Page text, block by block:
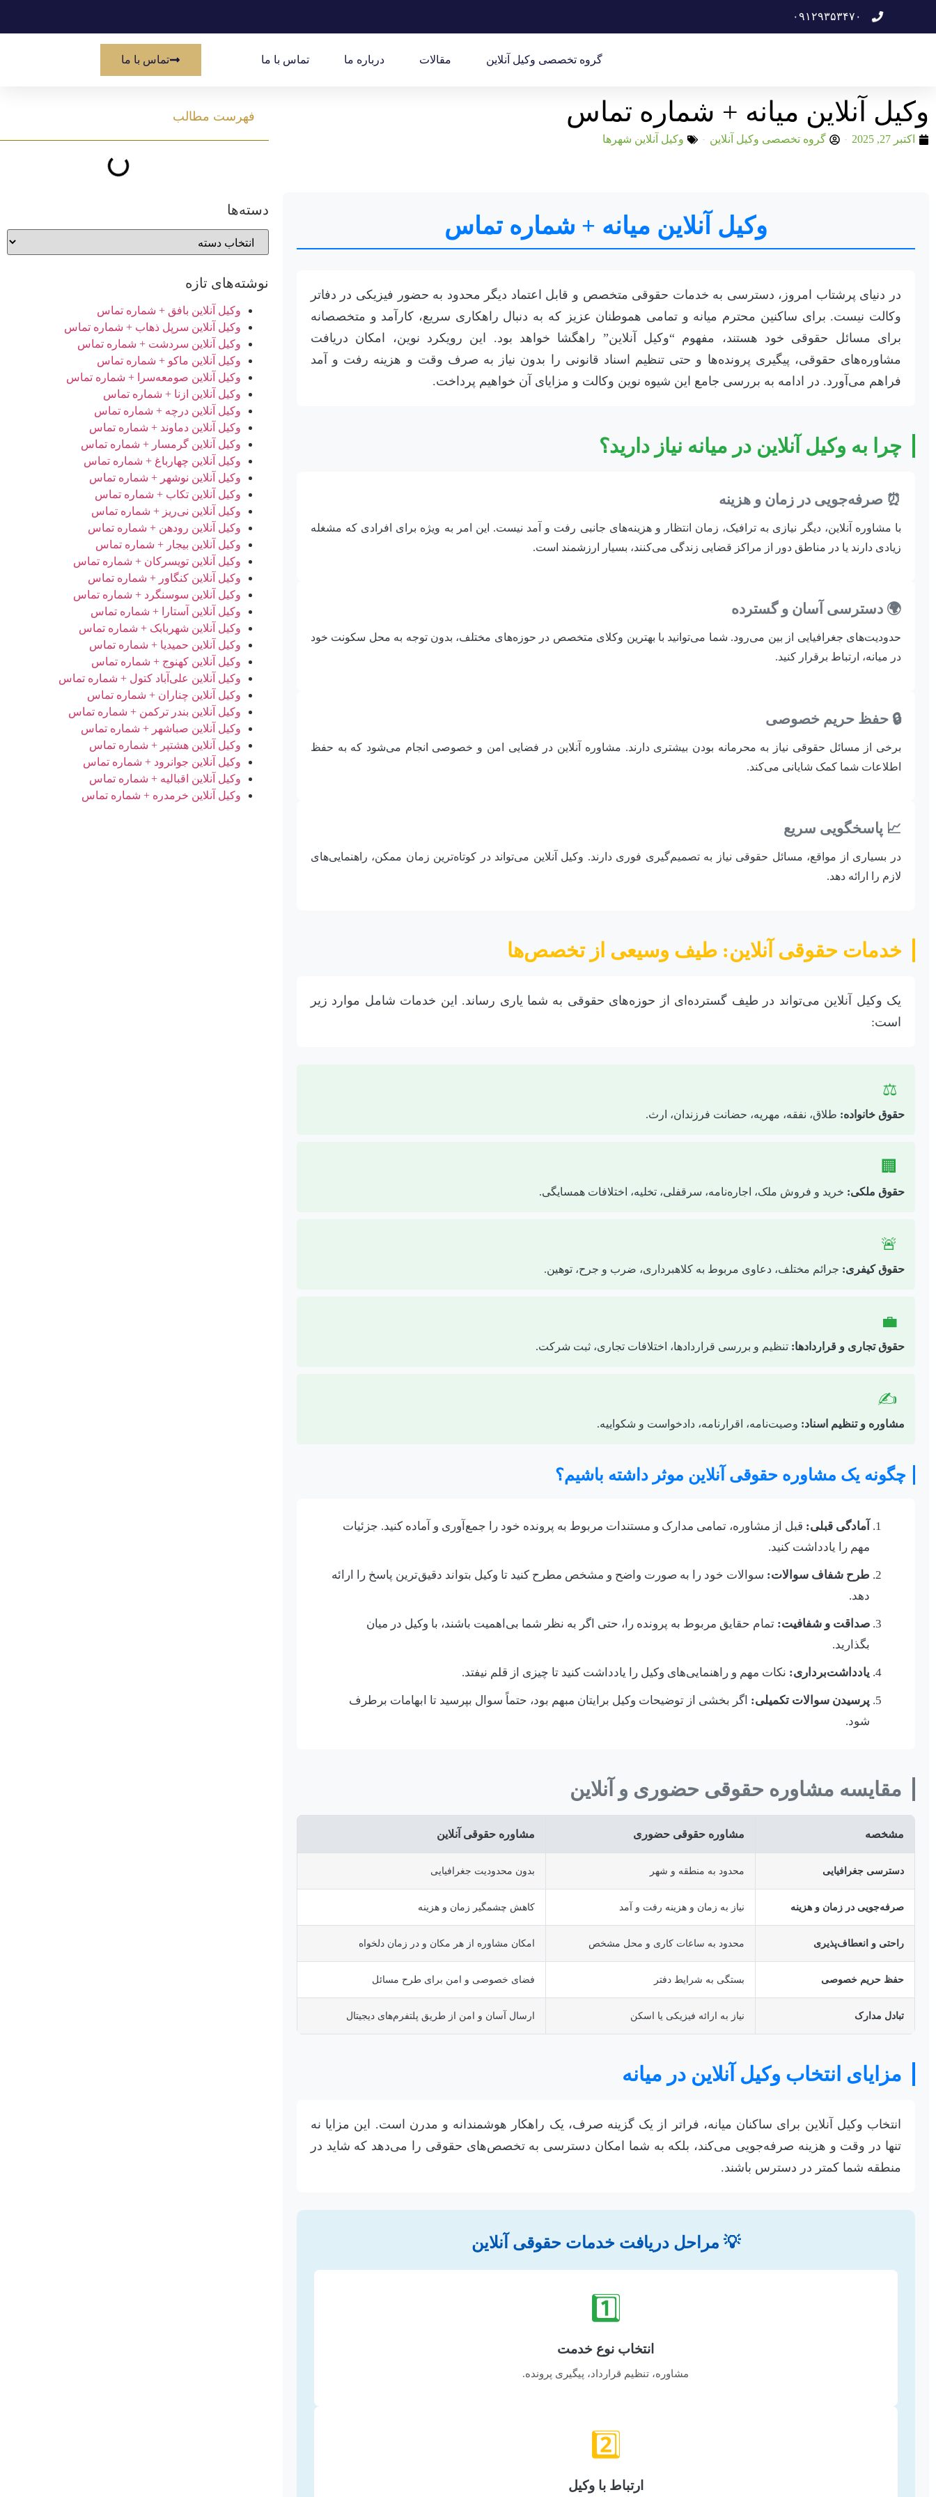
۰۹۱۲۹۳۵۳۴۷۰
گروه تخصصی وکیل آنلاین مقالات درباره ما تماس با ما تماس با ما
وکیل آنلاین میانه + شماره تماس
اکتبر 27, 2025 گروه تخصصی وکیل آنلاین وکیل آنلاین شهرها
وکیل آنلاین میانه + شماره تماس
در دنیای پرشتاب امروز، دسترسی به خدمات حقوقی متخصص و قابل اعتماد دیگر محدود به حضور فیزیکی در دفاتر
وکالت نیست. برای ساکنین محترم میانه و تمامی هموطنان عزیز که به دنبال راهکاری سریع، کارآمد و متخصصانه
برای مسائل حقوقی خود هستند، مفهوم “وکیل آنلاین” راهگشا خواهد بود. این رویکرد نوین، امکان دریافت
مشاوره‌های حقوقی، پیگیری پرونده‌ها و حتی تنظیم اسناد قانونی را بدون نیاز به صرف وقت و هزینه رفت و آمد
فراهم می‌آورد. در ادامه به بررسی جامع این شیوه نوین وکالت و مزایای آن خواهیم پرداخت.
چرا به وکیل آنلاین در میانه نیاز دارید؟
⏰ صرفه‌جویی در زمان و هزینه
با مشاوره آنلاین، دیگر نیازی به ترافیک، زمان انتظار و هزینه‌های جانبی رفت و آمد نیست. این امر به ویژه برای افرادی که مشغله
زیادی دارند یا در مناطق دور از مراکز قضایی زندگی می‌کنند، بسیار ارزشمند است.
🌍 دسترسی آسان و گسترده
حدودیت‌های جغرافیایی از بین می‌رود. شما می‌توانید با بهترین وکلای متخصص در حوزه‌های مختلف، بدون توجه به محل سکونت خود
در میانه، ارتباط برقرار کنید.
🔒 حفظ حریم خصوصی
برخی از مسائل حقوقی نیاز به محرمانه بودن بیشتری دارند. مشاوره آنلاین در فضایی امن و خصوصی انجام می‌شود که به حفظ
اطلاعات شما کمک شایانی می‌کند.
📈 پاسخگویی سریع
در بسیاری از مواقع، مسائل حقوقی نیاز به تصمیم‌گیری فوری دارند. وکیل آنلاین می‌تواند در کوتاه‌ترین زمان ممکن، راهنمایی‌های
لازم را ارائه دهد.
خدمات حقوقی آنلاین: طیف وسیعی از تخصص‌ها
یک وکیل آنلاین می‌تواند در طیف گسترده‌ای از حوزه‌های حقوقی به شما یاری رساند. این خدمات شامل موارد زیر
است:
⚖️
حقوق خانواده: طلاق، نفقه، مهریه، حضانت فرزندان، ارث.
🏢
حقوق ملکی: خرید و فروش ملک، اجاره‌نامه، سرقفلی، تخلیه، اختلافات همسایگی.
🚨
حقوق کیفری: جرائم مختلف، دعاوی مربوط به کلاهبرداری، ضرب و جرح، توهین.
💼
حقوق تجاری و قراردادها: تنظیم و بررسی قراردادها، اختلافات تجاری، ثبت شرکت.
✍️
مشاوره و تنظیم اسناد: وصیت‌نامه، اقرارنامه، دادخواست و شکواییه.
چگونه یک مشاوره حقوقی آنلاین موثر داشته باشیم؟
آمادگی قبلی: قبل از مشاوره، تمامی مدارک و مستندات مربوط به پرونده خود را جمع‌آوری و آماده کنید. جزئیات
مهم را یادداشت کنید.
طرح شفاف سوالات: سوالات خود را به صورت واضح و مشخص مطرح کنید تا وکیل بتواند دقیق‌ترین پاسخ را ارائه
دهد.
صداقت و شفافیت: تمام حقایق مربوط به پرونده را، حتی اگر به نظر شما بی‌اهمیت باشند، با وکیل در میان
بگذارید.
یادداشت‌برداری: نکات مهم و راهنمایی‌های وکیل را یادداشت کنید تا چیزی از قلم نیفتد.
پرسیدن سوالات تکمیلی: اگر بخشی از توضیحات وکیل برایتان مبهم بود، حتماً سوال بپرسید تا ابهامات برطرف
شود.
مقایسه مشاوره حقوقی حضوری و آنلاین
مشخصه مشاوره حقوقی حضوری مشاوره حقوقی آنلاین
دسترسی جغرافیایی محدود به منطقه و شهر بدون محدودیت جغرافیایی
صرفه‌جویی در زمان و هزینه نیاز به زمان و هزینه رفت و آمد کاهش چشمگیر زمان و هزینه
راحتی و انعطاف‌پذیری محدود به ساعات کاری و محل مشخص امکان مشاوره از هر مکان و در زمان دلخواه
حفظ حریم خصوصی بستگی به شرایط دفتر فضای خصوصی و امن برای طرح مسائل
تبادل مدارک نیاز به ارائه فیزیکی یا اسکن ارسال آسان و امن از طریق پلتفرم‌های دیجیتال
مزایای انتخاب وکیل آنلاین در میانه
انتخاب وکیل آنلاین برای ساکنان میانه، فراتر از یک گزینه صرف، یک راهکار هوشمندانه و مدرن است. این مزایا نه
تنها در وقت و هزینه صرفه‌جویی می‌کند، بلکه به شما امکان دسترسی به تخصص‌های حقوقی را می‌دهد که شاید در
منطقه شما کمتر در دسترس باشند.
💡 مراحل دریافت خدمات حقوقی آنلاین
1️⃣
انتخاب نوع خدمت
مشاوره، تنظیم قرارداد، پیگیری پرونده.
2️⃣
ارتباط با وکیل
فهرست مطالب
دسته‌ها
نوشته‌های تازه
وکیل آنلاین بافق + شماره تماس
وکیل آنلاین سرپل ذهاب + شماره تماس
وکیل آنلاین سردشت + شماره تماس
وکیل آنلاین ماکو + شماره تماس
وکیل آنلاین صومعه‌سرا + شماره تماس
وکیل آنلاین ازنا + شماره تماس
وکیل آنلاین درچه + شماره تماس
وکیل آنلاین دماوند + شماره تماس
وکیل آنلاین گرمسار + شماره تماس
وکیل آنلاین چهارباغ + شماره تماس
وکیل آنلاین نوشهر + شماره تماس
وکیل آنلاین تکاب + شماره تماس
وکیل آنلاین نی‌ریز + شماره تماس
وکیل آنلاین رودهن + شماره تماس
وکیل آنلاین بیجار + شماره تماس
وکیل آنلاین تویسرکان + شماره تماس
وکیل آنلاین کنگاور + شماره تماس
وکیل آنلاین سوسنگرد + شماره تماس
وکیل آنلاین آستارا + شماره تماس
وکیل آنلاین شهربابک + شماره تماس
وکیل آنلاین حمیدیا + شماره تماس
وکیل آنلاین کهنوج + شماره تماس
وکیل آنلاین علی‌آباد کتول + شماره تماس
وکیل آنلاین چناران + شماره تماس
وکیل آنلاین بندر ترکمن + شماره تماس
وکیل آنلاین صباشهر + شماره تماس
وکیل آنلاین هشتپر + شماره تماس
وکیل آنلاین جوانرود + شماره تماس
وکیل آنلاین اقبالیه + شماره تماس
وکیل آنلاین خرمدره + شماره تماس